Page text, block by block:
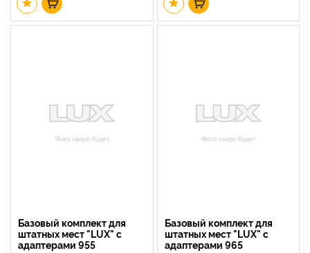
Базовый комплект для
штатных мест "LUX" с
адаптерами 955
Базовый комплект для
штатных мест "LUX" с
адаптерами 965